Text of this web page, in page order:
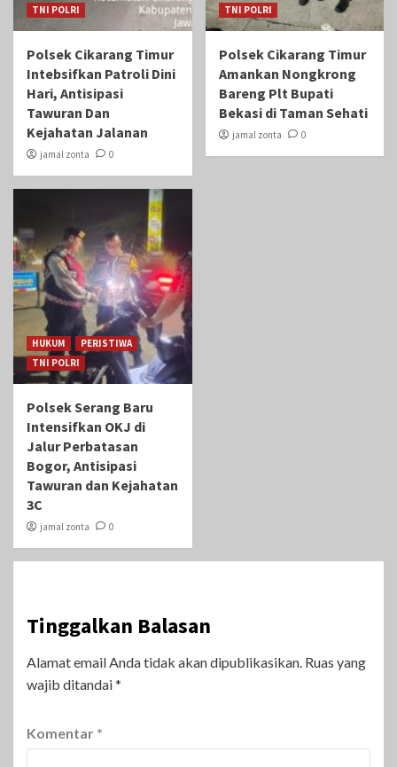
TNI POLRI
Polsek Cikarang Timur
Intebsifkan Patroli Dini
Hari, Antisipasi
Tawuran Dan
Kejahatan Jalanan
jamal zonta 0
TNI POLRI
Polsek Cikarang Timur
Amankan Nongkrong
Bareng Plt Bupati
Bekasi di Taman Sehati‎
jamal zonta 0
HUKUM
PERISTIWA
TNI POLRI
Polsek Serang Baru
Intensifkan OKJ di
Jalur Perbatasan
Bogor, Antisipasi
Tawuran dan Kejahatan
3C
jamal zonta 0
Tinggalkan Balasan
Alamat email Anda tidak akan dipublikasikan. Ruas yang
wajib ditandai*
Komentar *